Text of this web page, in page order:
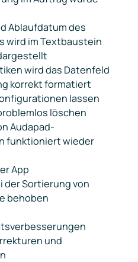
Ablaufdatum des
wird im Textbaustein
wird das Datenfeld
korrekt formatiert
lassen
löschen
Audapad-
funktioniert wieder
App
der Sortierung von
behoben
und